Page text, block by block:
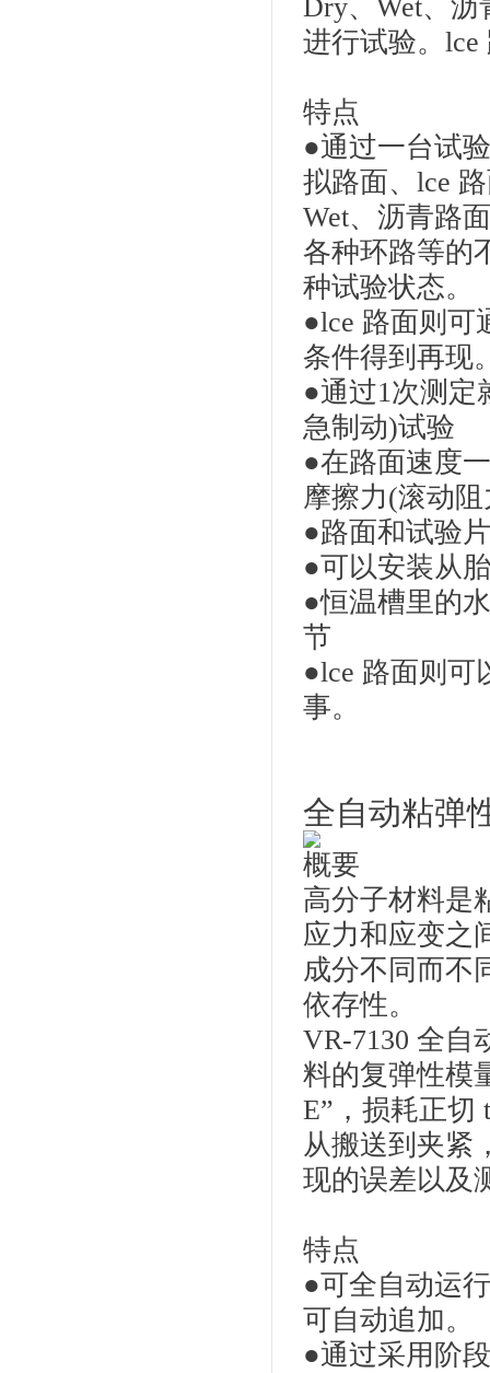
Dry、Wet、
进行试验。
特点
●通过一台试
拟路面、lce
Wet、沥青路
各种环路等的
种试验状态。
●lce 路面则可
条件得到再现
●通过1次测定
急制动)试验
●在路面速度
摩擦力(滚动
●路面和试验
●可以安装从
●恒温槽里的
节
●lce 路面则可
事。
全自动粘弹
概要
高分子材料是
应力和应变之
成分不同而不
依存性。
VR-7130 全自
料的复弹性模
E”，损耗正切
从搬送到夹紧
现的误差以及
特点
●可全自动运
可自动追加。
●通过采用阶